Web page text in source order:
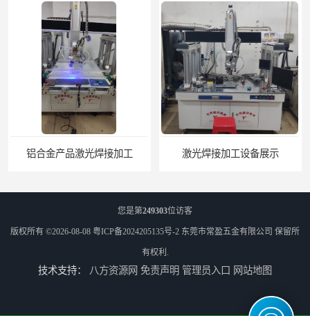
铝合金产品激光焊接加工 激光焊接加工设备展示
您是第249303位访客
版权所有 ©2026-08-08 粤ICP备2024205135号-2 东莞市常盈五金有限公司 保留所
有权利.
技术支持： 八方资源网 免责声明 管理员入口 网站地图